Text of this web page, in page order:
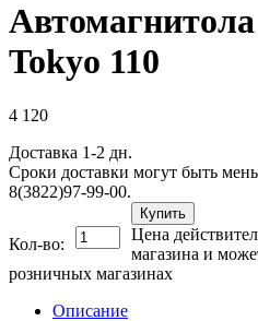
Tokyo 110
4 120
Доставка 1-2 дн.
Сроки доставки могут быть
8(3822)97-99-00.
Кол-во:
Купить
Цена
магазина и
розничных магазинах
Описание